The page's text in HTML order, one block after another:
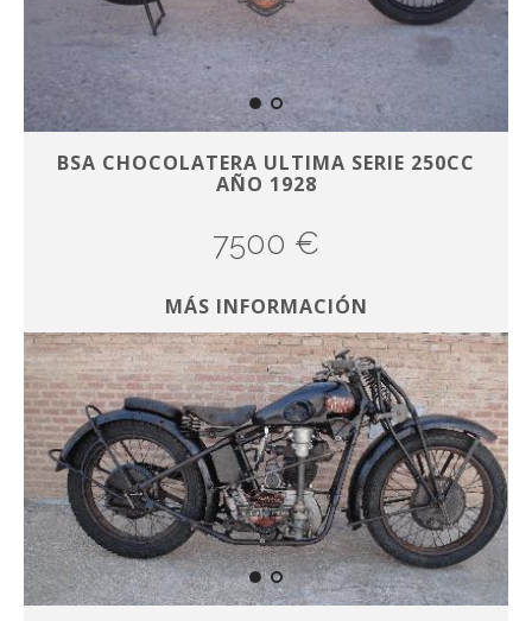
BSA CHOCOLATERA ULTIMA SERIE 250CC
AÑO 1928
7500 €
MÁS INFORMACIÓN